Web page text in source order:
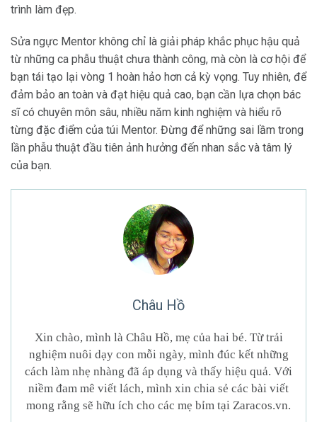
trình làm đẹp.
Sửa ngực Mentor không chỉ là giải pháp khắc phục hậu quả
từ những ca phẫu thuật chưa thành công, mà còn là cơ hội để
bạn tái tạo lại vòng 1 hoàn hảo hơn cả kỳ vọng. Tuy nhiên, để
đảm bảo an toàn và đạt hiệu quả cao, bạn cần lựa chọn bác
sĩ có chuyên môn sâu, nhiều năm kinh nghiệm và hiểu rõ
từng đặc điểm của túi Mentor. Đừng để những sai lầm trong
lần phẫu thuật đầu tiên ảnh hưởng đến nhan sắc và tâm lý
của bạn.
Châu Hồ
Xin chào, mình là Châu Hồ, mẹ của hai bé. Từ trải
nghiệm nuôi dạy con mỗi ngày, mình đúc kết những
cách làm nhẹ nhàng đã áp dụng và thấy hiệu quả. Với
niềm đam mê viết lách, mình xin chia sẻ các bài viết
mong rằng sẽ hữu ích cho các mẹ bỉm tại Zaracos.vn.